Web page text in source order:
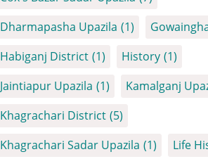
Dharmapasha Upazila (1)
Habiganj District (1) History (1)
Jaintiapur Upazila (1) Kamalganj
Khagrachari District (5)
Khagrachari Sadar Upazila (1) Life